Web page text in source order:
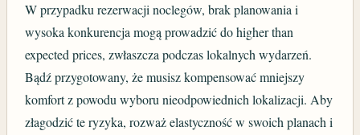
W przypadku rezerwacji noclegów, brak planowania i
wysoka konkurencja mogą prowadzić do higher than
expected prices, zwłaszcza podczas lokalnych wydarzeń.
Bądź przygotowany, że musisz kompensować mniejszy
komfort z powodu wyboru nieodpowiednich lokalizacji. Aby
złagodzić te ryzyka, rozważ elastyczność w swoich planach i